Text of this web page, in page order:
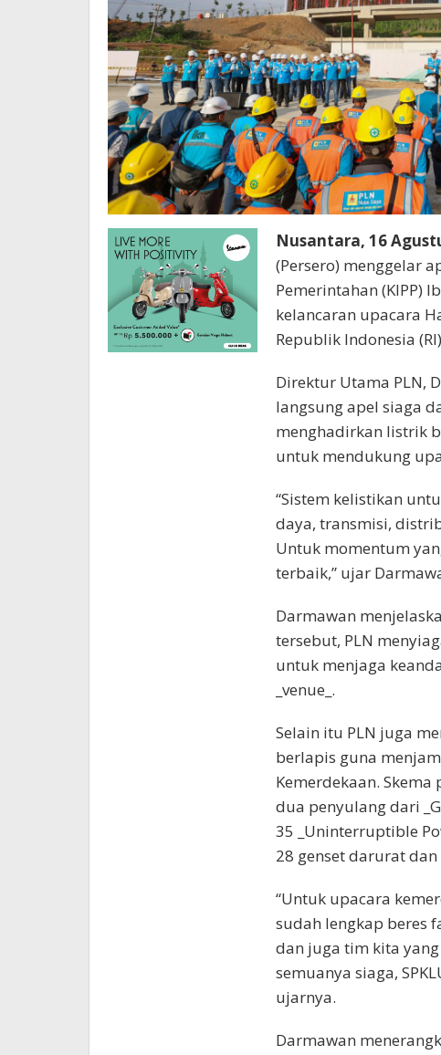
Nusantara, 16
(Persero) menggelar
Pemerintahan (KIPP)
kelancaran upacara
Republik Indonesia
Direktur Utama PLN,
langsung apel siaga
menghadirkan listrik
untuk mendukung
“Sistem kelistikan
daya, transmisi,
Untuk momentum
terbaik,” ujar
Darmawan
tersebut, PLN
untuk menjaga
_venue_.
Selain itu PLN juga
berlapis guna
Kemerdekaan.
dua penyulang dari
35 _Uninterruptible
28 genset darurat
“Untuk upacara
sudah lengkap beres
dan juga tim kita
semuanya siaga,
ujarnya.
Darmawan